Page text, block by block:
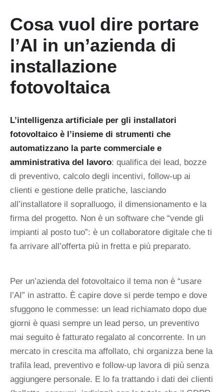
Cosa vuol dire portare
l’AI in un’azienda di
installazione
fotovoltaica
L’intelligenza artificiale per gli installatori
fotovoltaico è l’insieme di strumenti che
automatizzano la parte commerciale e
amministrativa del lavoro: qualifica dei lead, bozze
di preventivo, calcolo degli incentivi, follow-up ai
clienti e gestione delle pratiche, lasciando
all’installatore il sopralluogo, il dimensionamento e la
firma del progetto. Non è un software che “vende gli
impianti al posto tuo”: è un collaboratore digitale che ti
fa arrivare all’offerta più in fretta e più preparato.
Per un’azienda del fotovoltaico il tema non è “usare
l’AI” in astratto. È capire dove si perde tempo e dove
sfuggono le commesse: un lead richiamato dopo due
giorni è quasi sempre un lead perso, un preventivo
mai seguito è fatturato regalato al concorrente. In un
mercato in crescita ma affollato, chi organizza bene la
trafila lead, preventivo e follow-up lavora di più senza
aggiungere personale. E lo fa trattando i dati dei clienti